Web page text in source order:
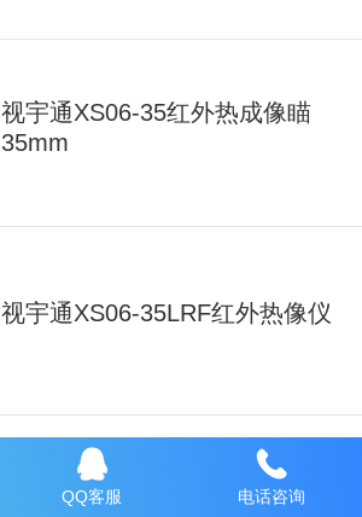
视宇通XS06-35红外热成像瞄
35mm
视宇通XS06-35LRF红外热像仪
视宇通XS06-25红外热成像瞄
QQ客服 电话咨询